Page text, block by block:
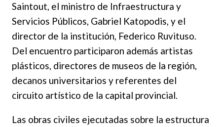
Saintout, el ministro de Infraestructura y
Servicios Públicos, Gabriel Katopodis, y el
director de la institución, Federico Ruvituso.
Del encuentro participaron además artistas
plásticos, directores de museos de la región,
decanos universitarios y referentes del
circuito artístico de la capital provincial.
Las obras civiles ejecutadas sobre la estructura